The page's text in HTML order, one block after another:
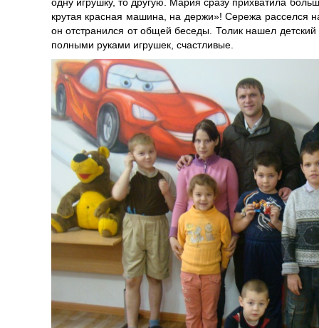
крутая красная машина, на держи»! Сережа расселся
он отстранился от общей беседы. Толик нашел
полными руками игрушек, счастливые.